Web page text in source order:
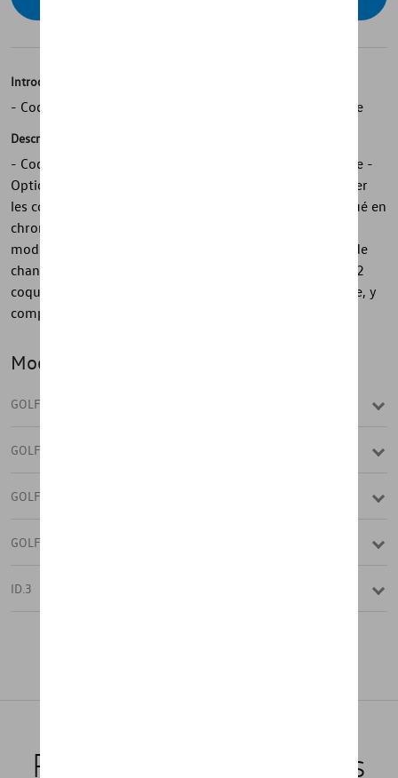
Introduction
- Coques de rétroviseurs extérieurs Volkswagen d'origine
Description
- Coques de rétroviseurs extérieurs Volkswagen d'origine -
Option de post-équipement simple : il suffit de remplacer
les coques de rétroviseurs extérieurs - Design sophistiqué en
chrome mat - Pour les modèles Golf à partir de l'année-
modèle 2019 et ID.3 - Pour les véhicules sans assistant de
changement de voie « Side Assist » - 1 jeu, comprenant 2
coques de rétroviseurs extérieurs spécifiques au véhicule, y
compris les instructions de montage
Modèle(s)
GOLF
GOLF (UNIQUEMENT DE STOCK)
GOLF VARIANT
GOLF VARIANT (UNIQUEMENT DE ST
ID.3
Produits recommandés